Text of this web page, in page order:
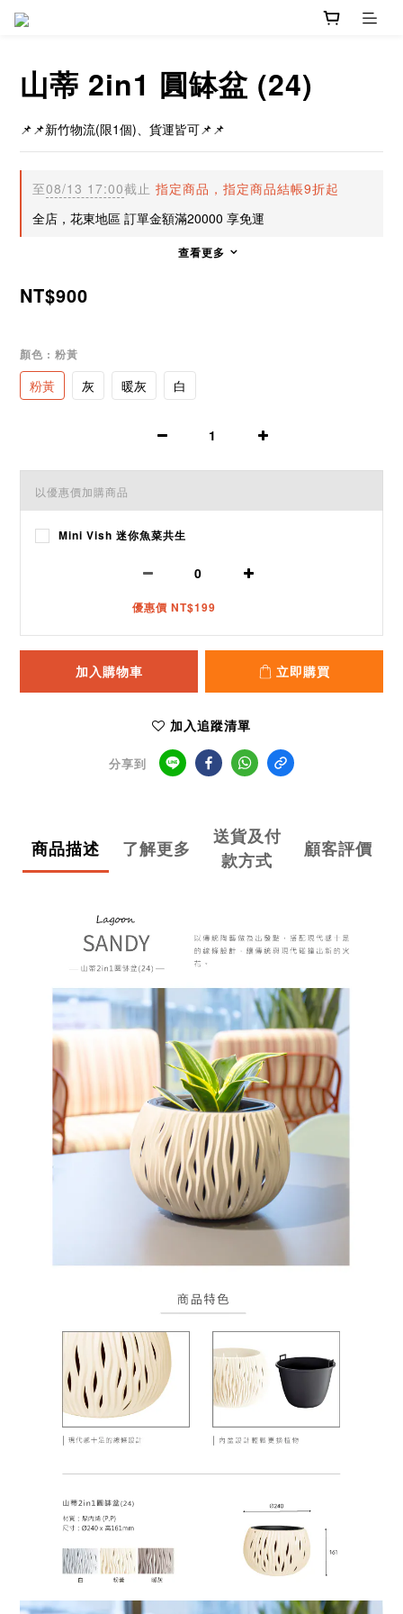
山蒂 2in1 圓缽盆 (24)
📌📌新竹物流(限1個)、貨運皆可📌📌
至08/13 17:00截止 指定商品，指定商品結帳9折起
全店，花東地區 訂單金額滿20000 享免運
查看更多
NT$900
顏色 : 粉黃
粉黃 灰 暖灰 白
以優惠價加購商品
Mini Vish 迷你魚菜共生
優惠價 NT$199
加入購物車 立即購買
加入追蹤清單
分享到
商品描述 了解更多
送貨及付
款方式
顧客評價